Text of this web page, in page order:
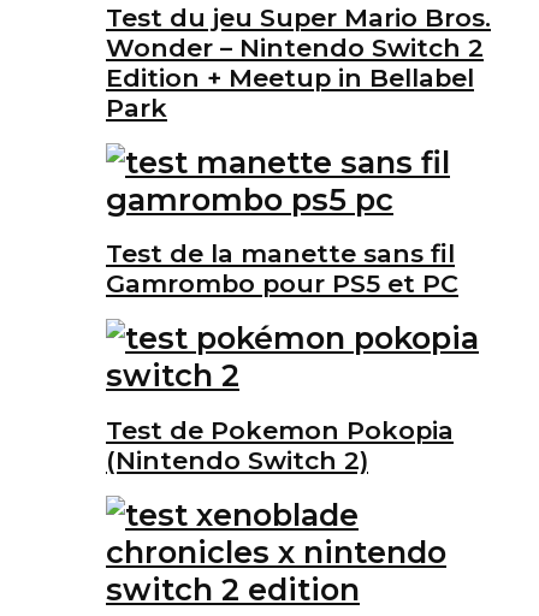
Test du jeu Super Mario Bros.
Wonder – Nintendo Switch 2
Edition + Meetup in Bellabel
Park
Test de la manette sans fil
Gamrombo pour PS5 et PC
Test de Pokemon Pokopia
(Nintendo Switch 2)